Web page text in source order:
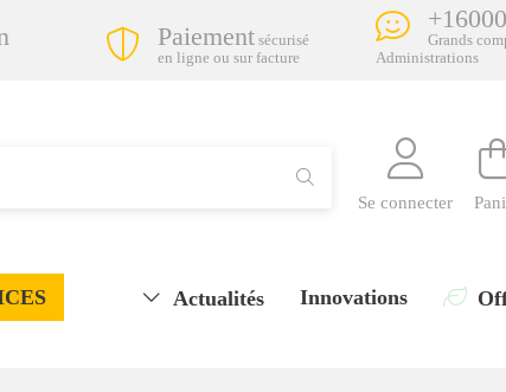
Paiement sécurisé
en ligne ou sur facture
+16000
Grands
Administrations
Se connecter
Innovations
Actualités